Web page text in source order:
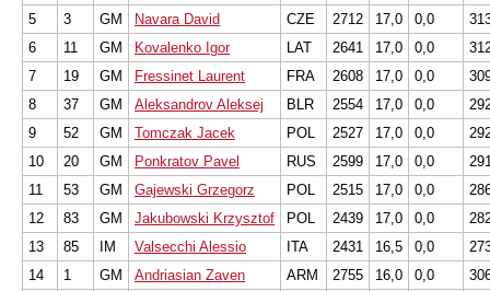
5
3 GM Navara David CZE 2712 17,0 0,0
6
11 GM Kovalenko Igor LAT 2641 17,0 0,0
7
19 GM Fressinet Laurent FRA 2608 17,0 0,0
8
37 GM Aleksandrov Aleksej BLR 2554 17,0 0,0
9
52 GM Tomczak Jacek POL 2527 17,0 0,0
10
20 GM Ponkratov Pavel RUS 2599 17,0 0,0
11
53 GM Gajewski Grzegorz POL 2515 17,0 0,0
12
83 GM Jakubowski Krzysztof POL 2439 17,0 0,0
13
85 IM Valsecchi Alessio ITA 2431 16,5 0,0
14
1 GM Andriasian Zaven ARM 2755 16,0 0,0